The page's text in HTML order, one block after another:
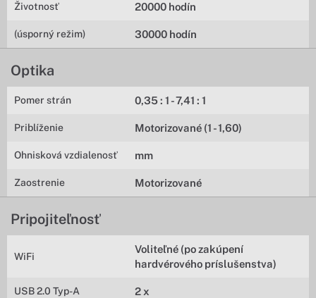
Životnosť 20000 hodín
(úsporný režim) 30000 hodín
Optika
Pomer strán 0,35 : 1 - 7,41 : 1
Priblíženie Motorizované (1 - 1,60)
Ohnisková vzdialenosť mm
Zaostrenie Motorizované
Pripojiteľnosť
WiFi
Voliteľné (po zakúpení
hardvérového príslušenstva)
USB 2.0 Typ-A 2 x